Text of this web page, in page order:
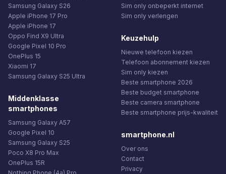
Samsung Galaxy S26
Apple iPhone 17 Pro
Apple iPhone 17
Oppo Find X9 Ultra
Google Pixel 10 Pro
OnePlus 15
Xiaomi 17
Samsung Galaxy S25 Ultra
Middenklasse
smartphones
Samsung Galaxy A57
Google Pixel 10
Samsung Galaxy S25
Poco X8 Pro Max
OnePlus 15R
Sim only onbeperkt internet
Sim only verlengen
Keuzehulp
Nieuwe telefoon kiezen
Telefoon abonnement kiezen
Sim only kiezen
Beste smartphone 2026
Beste budget smartphone
Beste camera smartphone
Beste smartphone prijs-kwaliteit
smartphone.nl
Over ons
Contact
Privacy